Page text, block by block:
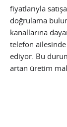
fiyatlarıyla
doğrulama
kanallarına
telefon
ediyor. Bu
artan üretim